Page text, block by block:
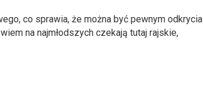
co sprawia, że można być pewnym odkrycia
na najmłodszych czekają tutaj rajskie,